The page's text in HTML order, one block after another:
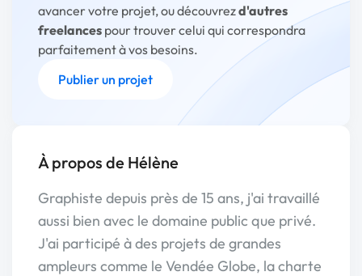
avancer votre projet, ou découvrezd'autres
freelances pour trouver celui qui correspondra
parfaitement à vos besoins.
Publier un projet
À propos de Hélène
Graphiste depuis près de 15 ans, j'ai travaillé
aussi bien avec le domaine public que privé.
J'ai participé à des projets de grandes
ampleurs comme le Vendée Globe, la charte